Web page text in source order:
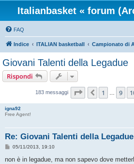
Italianbasket « forum
FAQ
Indice ITALIAN basketball Campionato di
Giovani Talenti della Legadue
Rispondi
183 messaggi Pagina 13di13
Precedente
1 9
igna92
Free Agent!
Re: Giovani Talenti della Legadue
M
s
05/11/2013, 19:10
non è in legadue, ma non sapevo dove